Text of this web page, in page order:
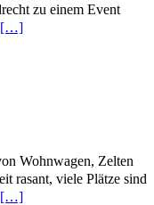
zu einem Event
[…]
Wohnwagen, Zelten
rasant, viele Plätze sind
[…]